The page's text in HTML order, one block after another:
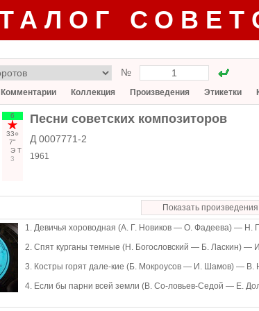
№
Комментарии Коллекция Произведения Этикетки
6
33○
7"
Э Т
3
Песни советских композиторов
Д 0007771-2
1961
Показать произведения
1. Девичья хороводная (А. Г. Новиков — О. Фадеева) — Н.
2. Спят курганы темные (Н. Богословский — Б. Ласкин) —
3. Костры горят дале-кие (Б. Мокроусов — И. Шамов) — В.
4. Если бы парни всей земли (В. Со-ловьев-Седой — Е.